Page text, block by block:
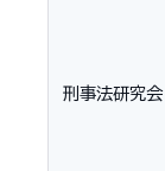
刑事法研究会